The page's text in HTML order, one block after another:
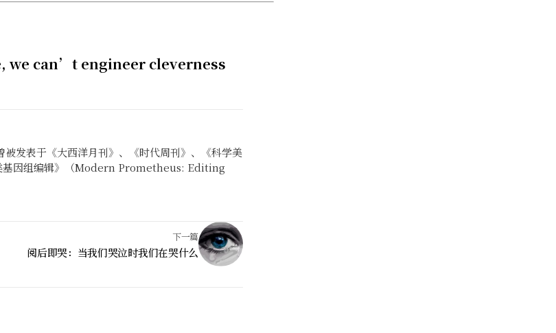
we can’t engineer cleverness
发表于《大西洋月刊》、《时代周刊》、《科学美
基因组编辑》（Modern Prometheus: Editing
下一篇
阅后即哭：当我们哭泣时我们在哭什么